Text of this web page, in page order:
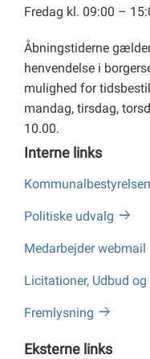
Fredag kl. 09:00 –
Åbningstiderne
henvendelse i
mulighed for
mandag, tirsdag,
10.00.
Interne links
Kommunalbestyrelsen
Politiske udvalg
Medarbejder webmail
Licitationer, Udbud og
Fremlysning
Eksterne links